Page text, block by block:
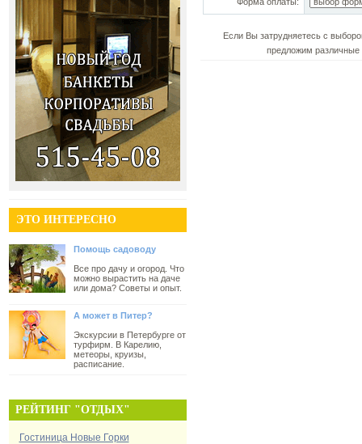
ЭТО ИНТЕРЕСНО
Помощь садоводу
Все про дачу и огород. Что
можно вырастить на даче
или дома? Советы и опыт.
А может в Питер?
Экскурсии в Петербурге от
турфирм. В Карелию,
метеоры, круизы,
расписание.
РЕЙТИНГ "ОТДЫХ"
Гостиница Новые Горки
Если Вы затрудняетесь с
предложим различные